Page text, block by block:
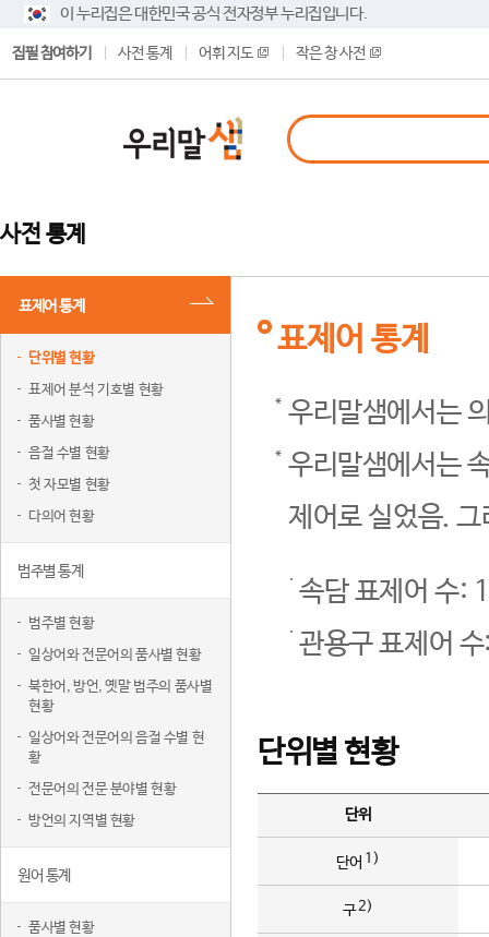
이 누리집은 대한민국 공식 전자정부 누리집입니다.
집필 참여하기 사전 통계 어휘 지도 작은 창 사전
사전 통계
표제어 통계
단위별 현황
표제어 분석 기호별 현황
품사별 현황
음절 수별 현황
첫 자모별 현황
다의어 현황
범주별 통계
범주별 현황
일상어와 전문어의 품사별 현황
북한어, 방언, 옛말 범주의 품사별
현황
일상어와 전문어의 음절 수별 현
황
전문어의 전문 분야별 현황
방언의 지역별 현황
원어 통계
품사별 현황
표제어 통계
우리말샘에서는
우리말샘에서는
제어로 실었음.
속담 표제어 수:
관용구 표제어
단위별 현황
단위
단어 1)
구2)